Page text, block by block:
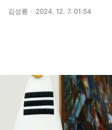
김성룡 2024. 12. 7. 01:54